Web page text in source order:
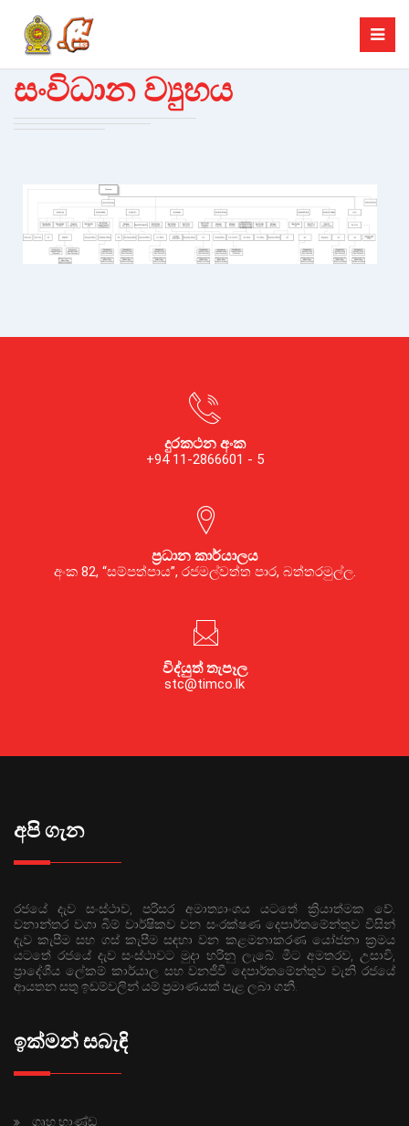
සංවිධාන ව්‍යුහය
දුරකථන අංක
+94 11-2866601 - 5
ප්‍රධාන කාර්යාලය
අංක 82, “සම්පත්පාය”, රජමල්වත්ත පාර, බත්තරමුල්ල.
විද්යුත් තැපෑල
stc@timco.lk
අපි ගැන
රජයේ දැව සංස්ථාව, පරිසර අමාත්‍යාංශය යටතේ ක්‍රියාත්මක වේ.
වනාන්තර වගා බිම් වාර්ෂිකව වන සංරක්ෂණ දෙපාර්තමේන්තුව විසින්
දැව කැපීම සහ ගස් කැපීම සඳහා වන කළමනාකරණ යෝජනා ක්‍රමය
යටතේ රජයේ දැව සංස්ථාවට මුදා හරිනු ලැබේ. මීට අමතරව, උසාවි,
ප්‍රාදේශීය ලේකම් කාර්යාල සහ වනජීවී දෙපාර්තමේන්තුව වැනි රජයේ
ආයතන සතු ඉඩම්වලින් යම් ප්‍රමාණයක් පැළ ලබා ගනී.
ඉක්මන් සබැඳි
ගෘහ භාණ්ඩ